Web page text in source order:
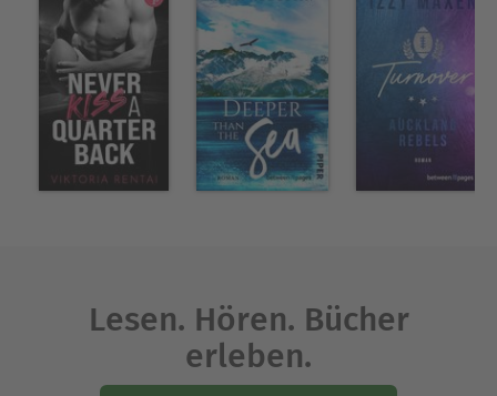
Lesen. Hören. Bücher
erleben.